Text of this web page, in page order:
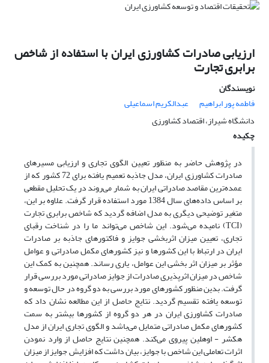
ارزیابی صادرات کشاورزی ایران با استفاده از شاخص
برابری تجارت
نویسندگان
فاطمه پور ابراهیم
عبدالکریم اسماعیلی
دانشگاه شیراز، اقتصاد کشاورزی
چکیده
در پژوهش حاضر به منظور تعیین الگوی تجاری و ارزیابی مسیرهای
صادرات کشاورزی ایران، مدل جاذبه تعمیم یافته برای 72 کشور که از
عمده‌ترین مقاصد صادراتی ایران به شمار می‌روند در یک تحلیل مقطعی
بر اساس داده‌های سال 1384 مورد استفاده قرار گرفت. علاوه بر این،
متغیر توضیحی دیگری به مدل اضافه گردید که شاخص برابری تجارت
(TCI) نامیده می‌شود. این شاخص می‌تواند ما را در شناخت رقبای
تجاری، تعیین میزان اثربخشی جوایز و فاکتورهای جاذبه بر صادرات
ایران در ارتباط با این کشورها و نیز کشورهای مکمل صادراتی و عوامل
مؤثر بر میزان اثر بخشی این عوامل، یاری رساند. همچنین به کمک این
شاخص در میزان اثرپذیری صادرات از جوایز صادراتی مورد بررسی قرار
گرفت. بدین منظور کشورهای مورد بررسی به دو گروه در حال توسعه و
توسعه یافته تقسیم گردید. نتایج حاصل از این مطالعه نشان داد که
صادرات کشاورزی ایران در هر دو گروه از کشورها بیشتر به سمت
کشورهای مکمل صادراتی متمایل می‌باشد و الگوی تجاری ایران از مدل
هکشر - اوهلین پیروی می‌کند. همچنین نتایج حاصل از وارد نمودن
اثرات تعاملی این شاخص با جوایز، بیان داشت که افزایش جوایز از میزان